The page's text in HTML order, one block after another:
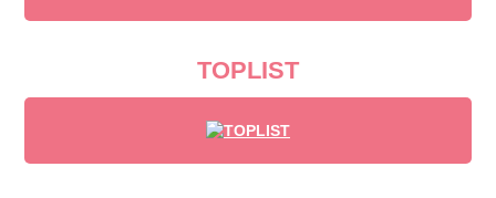
TOPLIST